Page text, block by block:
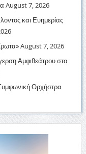
August 7, 2026
και Ευημερίας
August 7, 2026
Αμφιθεάτρου στο
Ορχήστρα